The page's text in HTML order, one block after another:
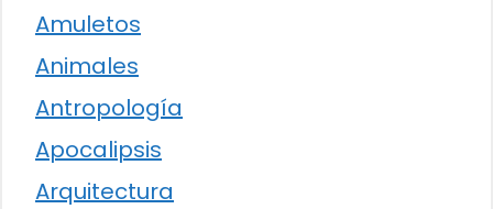
Amuletos
Animales
Antropología
Apocalipsis
Arquitectura